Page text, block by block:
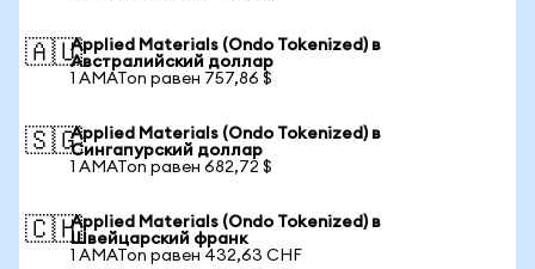
🇦🇺Applied Materials (Ondo Tokenized) в
Австралийский доллар
1 AMATon равен 757,86 $
🇸🇬Applied Materials (Ondo Tokenized) в
Сингапурский доллар
1 AMATon равен 682,72 $
🇨🇭Applied Materials (Ondo Tokenized) в
Швейцарский франк
1 AMATon равен 432,63 CHF